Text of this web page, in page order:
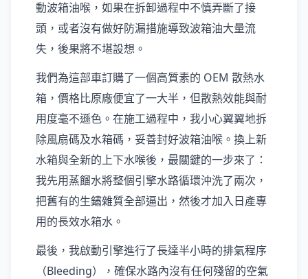
動波箱油喉，如果在拆卸過程中不慎弄斷了接
頭，或者沒有做好防漏措施導致波箱油大量流
失，後果將不堪設想。
我們為這部車訂購了一個高質素的 OEM 散熱水
箱，價格比原廠便宜了一大半，但散熱效能與耐
用度毫不遜色。在施工過程中，我小心翼翼地拆
除風扇碼及水箱碼，妥善封好波箱油喉。換上新
水箱與全新的上下水喉後，最關鍵的一步來了：
我先用蒸餾水將整個引擎水路循環沖洗了兩次，
把舊有的生鏽雜質全部逼出，然後才加入日產專
用的長效水箱水。
最後，我啟動引擎進行了長達半小時的排氣程序
（Bleeding），確保水路內沒有任何殘留的空氣